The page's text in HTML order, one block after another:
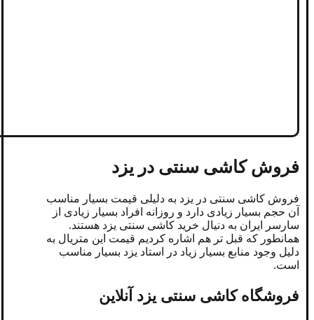
فروش کاشی سنتی در یزد
فروش کاشی سنتی در یزد به دلیلی قیمت بسیار مناسب
آن حجم بسیار زیادی دارد و روزانه افراد بسیار زیادی از
سارسر ایران به دنیال خرید کاشی سنتی یزد هستند.
همانطور که قبل تر هم اشاره کردیم قیمت این متریال به
دلیل وجود منابع بسیار زیاد در استاد یزد بسیار مناسب
است.
فروشگاه کاشی سنتی یزد آنلاین